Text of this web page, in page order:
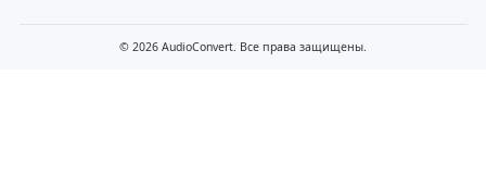
© 2026 AudioConvert. Все права защищены.